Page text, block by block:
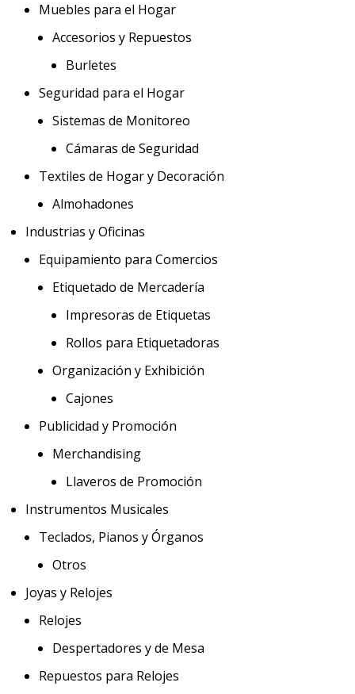
Muebles para el Hogar
Accesorios y Repuestos
Burletes
Seguridad para el Hogar
Sistemas de Monitoreo
Cámaras de Seguridad
Textiles de Hogar y Decoración
Almohadones
Industrias y Oficinas
Equipamiento para Comercios
Etiquetado de Mercadería
Impresoras de Etiquetas
Rollos para Etiquetadoras
Organización y Exhibición
Cajones
Publicidad y Promoción
Merchandising
Llaveros de Promoción
Instrumentos Musicales
Teclados, Pianos y Órganos
Otros
Joyas y Relojes
Relojes
Despertadores y de Mesa
Repuestos para Relojes